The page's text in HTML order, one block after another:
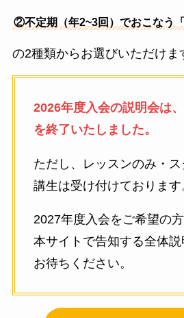
②不定期（年2~3回）でおこなう「
の2種類からお選びいただけま
2026年度入会の説明会は
を終了いたしました。
ただし、レッスンのみ・
講生は受け付けております
2027年度入会をご希望の
本サイトで告知する全体
お待ちください。